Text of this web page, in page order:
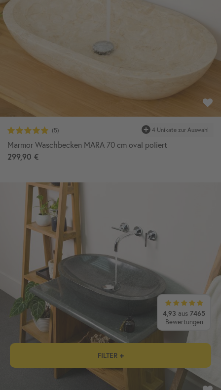
4,93 aus 7465
Bewertungen
Marmor Waschbecken MARA 70 cm oval poliert
299,90 €
FILTER